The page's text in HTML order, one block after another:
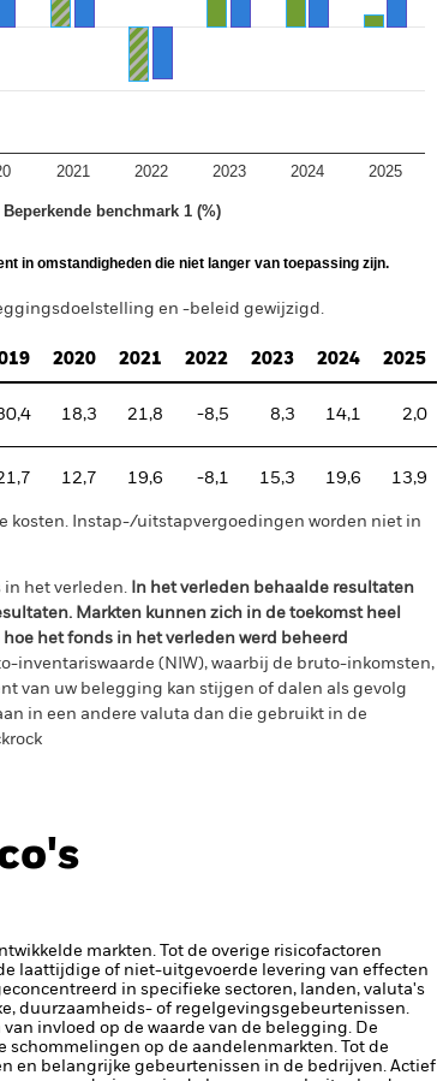
Beperkende benchmark 1 (%)
2021 2022 2023 2024 2025
in omstandigheden die niet langer van toepassing zijn.
en -beleid gewijzigd.
2020 2021 2022 2023 2024 2025
18,3 21,8 -8,5 8,3 14,1 2,0
12,7 19,6 -8,1 15,3 19,6 13,9
kosten. Instap-/uitstapvergoedingen worden niet in
in het verleden. In het verleden behaalde resultaten
Markten kunnen zich in de toekomst heel
het fonds in het verleden werd beheerd
inventariswaarde (NIW), waarbij de bruto-inkomsten,
van uw belegging kan stijgen of dalen als gevolg
in een andere valuta dan die gebruikt in de
markten. Tot de overige risicofactoren
laattijdige of niet-uitgevoerde levering van effecten
in specifieke sectoren, landen, valuta's
duurzaamheids- of regelgevingsgebeurtenissen.
invloed op de waarde van de belegging. De
op de aandelenmarkten. Tot de
en belangrijke gebeurtenissen in de bedrijven. Actief